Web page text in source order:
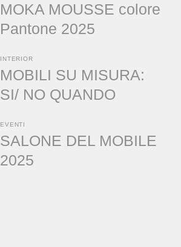
MOKA MOUSSE colore
Pantone 2025
INTERIOR
MOBILI SU MISURA:
SI/ NO QUANDO
EVENTI
SALONE DEL MOBILE
2025